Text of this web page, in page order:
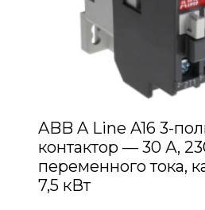
ABB A Line A16 3-
контактор — 30 А,
переменного тока,
7,5 кВт